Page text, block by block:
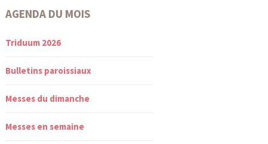
AGENDA DU MOIS
Triduum 2026
Bulletins paroissiaux
Messes du dimanche
Messes en semaine